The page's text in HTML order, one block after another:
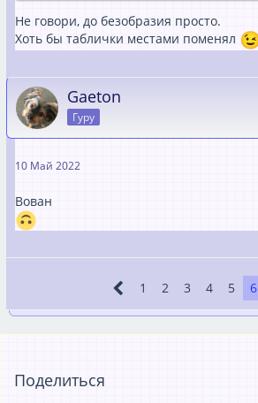
Не говори, до безобразия просто.
Хоть бы таблички местами поменял
Gaeton
Гуру
10 Май 2022
Вован
1 2 3 4 5 6
Поделиться